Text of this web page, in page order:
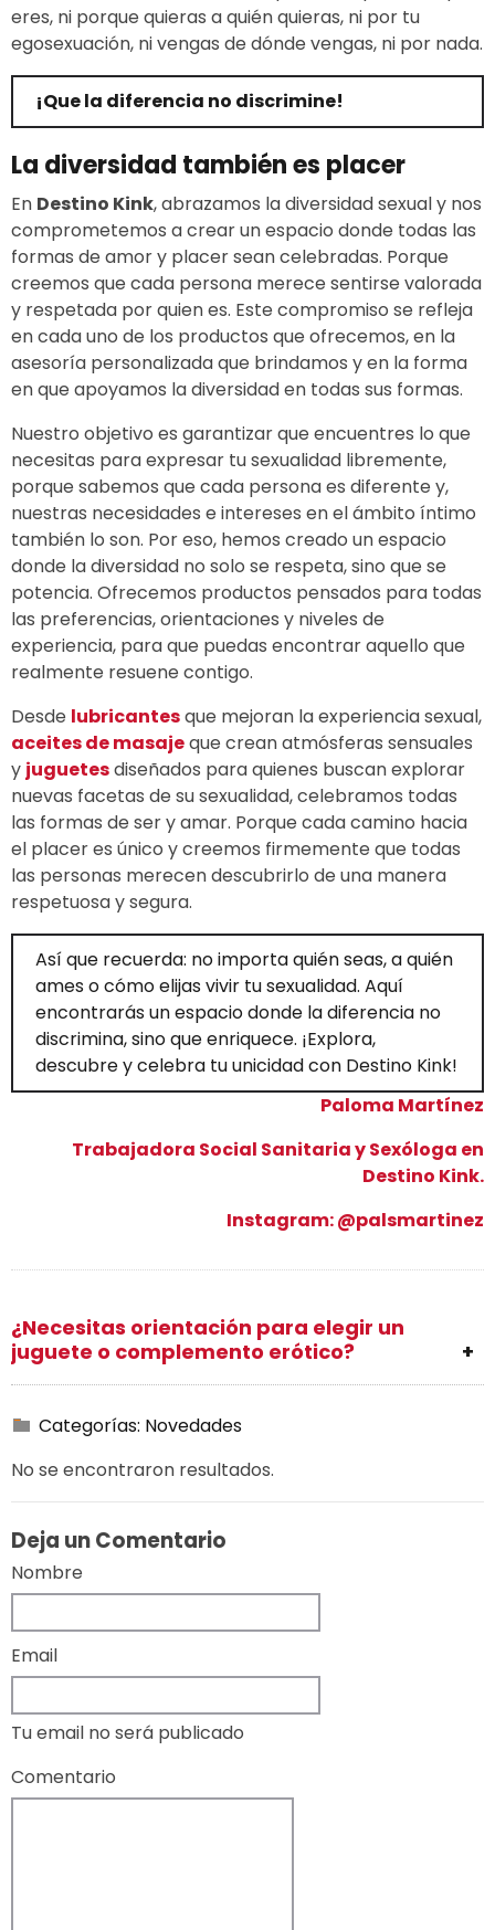
eres, ni porque quieras a quién quieras, ni por tu
egosexuación, ni vengas de dónde vengas, ni por nada.
¡Que la diferencia no discrimine!
La diversidad también es placer
En Destino Kink, abrazamos la diversidad sexual y nos
comprometemos a crear un espacio donde todas las
formas de amor y placer sean celebradas. Porque
creemos que cada persona merece sentirse valorada
y respetada por quien es. Este compromiso se refleja
en cada uno de los productos que ofrecemos, en la
asesoría personalizada que brindamos y en la forma
en que apoyamos la diversidad en todas sus formas.
Nuestro objetivo es garantizar que encuentres lo que
necesitas para expresar tu sexualidad libremente,
porque sabemos que cada persona es diferente y,
nuestras necesidades e intereses en el ámbito íntimo
también lo son. Por eso, hemos creado un espacio
donde la diversidad no solo se respeta, sino que se
potencia. Ofrecemos productos pensados para todas
las preferencias, orientaciones y niveles de
experiencia, para que puedas encontrar aquello que
realmente resuene contigo.
Desde lubricantesque mejoran la experiencia sexual,
aceites de masajeque crean atmósferas sensuales
y juguetesdiseñados para quienes buscan explorar
nuevas facetas de su sexualidad, celebramos todas
las formas de ser y amar. Porque cada camino hacia
el placer es único y creemos firmemente que todas
las personas merecen descubrirlo de una manera
respetuosa y segura.
Así que recuerda: no importa quién seas, a quién
ames o cómo elijas vivir tu sexualidad. Aquí
encontrarás un espacio donde la diferencia no
discrimina, sino que enriquece. ¡Explora,
descubre y celebra tu unicidad con Destino Kink!
Paloma Martínez
Trabajadora Social Sanitaria y Sexóloga en
Destino Kink.
Instagram: @palsmartinez
¿Necesitas orientación para elegir un
juguete o complemento erótico?
Categorías: Novedades
No se encontraron resultados.
Deja un Comentario
Nombre
Email
Tu email no será publicado
Comentario